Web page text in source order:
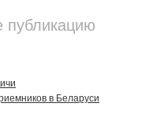
публикацию
в Беларуси